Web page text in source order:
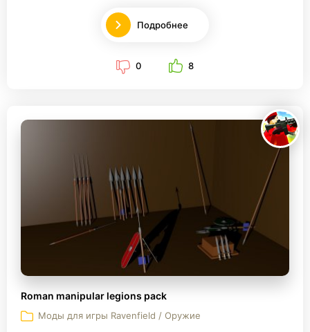
Подробнее
0 8
Roman manipular legions pack
Моды для игры Ravenfield / Оружие